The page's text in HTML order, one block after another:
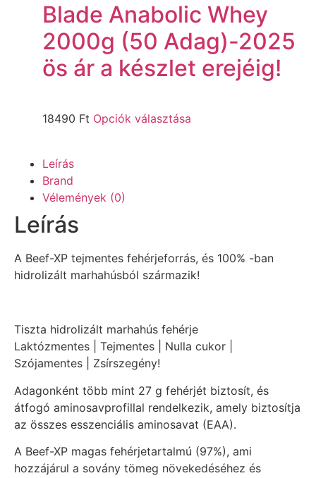
Blade Anabolic Whey
2000g (50 Adag)-2025
ös ár a készlet erejéig!
18490 Ft Opciók választása
Leírás
Brand
Vélemények (0)
Leírás
A Beef-XP tejmentes fehérjeforrás, és 100% -ban
hidrolizált marhahúsból származik!
Tiszta hidrolizált marhahús fehérje
Laktózmentes | Tejmentes | Nulla cukor |
Szójamentes | Zsírszegény!
Adagonként több mint 27 g fehérjét biztosít, és
átfogó aminosavprofillal rendelkezik, amely biztosítja
az összes esszenciális aminosavat (EAA).
A Beef-XP magas fehérjetartalmú (97%), ami
hozzájárul a sovány tömeg növekedéséhez és